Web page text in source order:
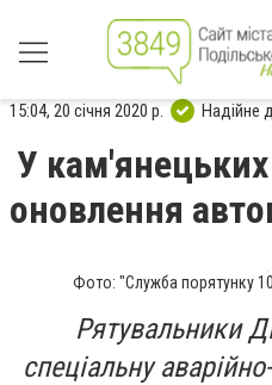
15:04, 20 січня 2020 р. Надійне
У кам'янецьких
оновлення
Фото: "Служба порятунку
Рятувальники
спеціальну